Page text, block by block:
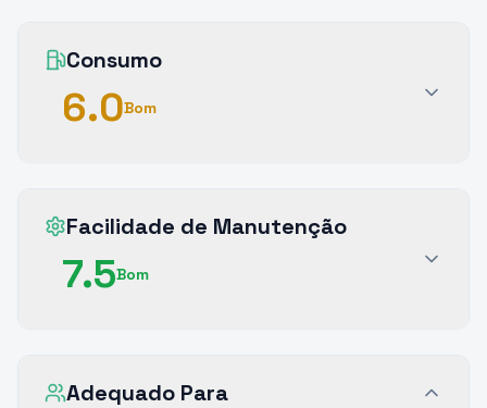
Consumo
6.0Bom
Facilidade de Manutenção
7.5Bom
Adequado Para